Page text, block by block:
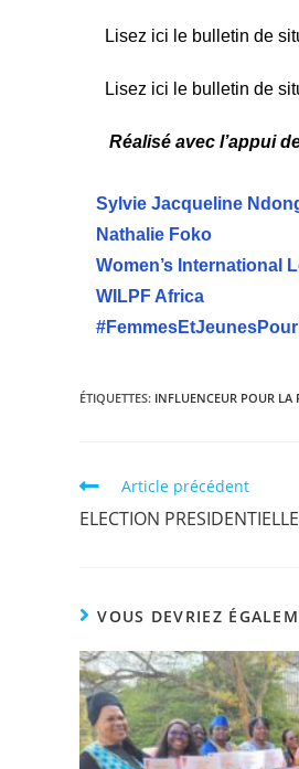
Lisez ici le bulletin de
Lisez ici le bulletin de
Réalisé avec l’appui
Sylvie Jacqueline
Nathalie Foko
Women’s International
WILPF Africa
ÉTIQUETTES: INFLUENCEUR POUR LA
Article précédent
ELECTION
VOUS DEVRIEZ